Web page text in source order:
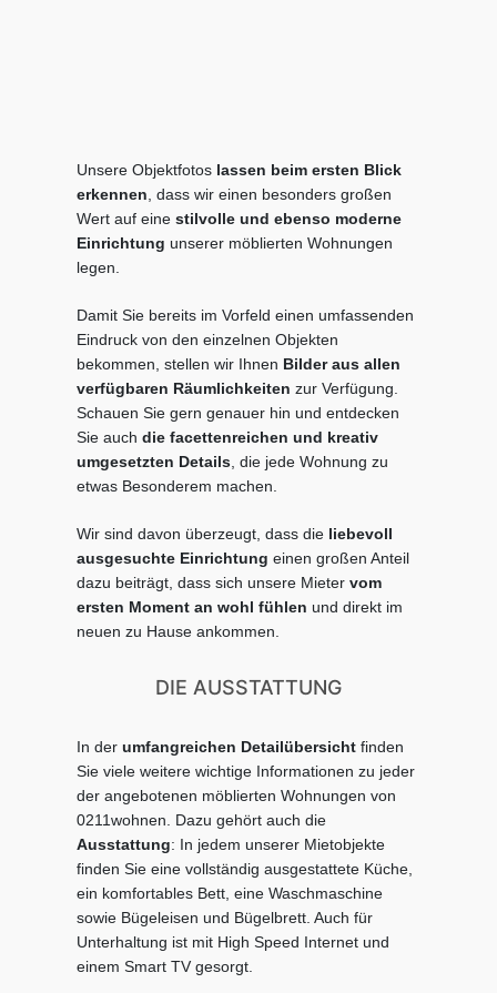
Unsere Objektfotos lassen beim ersten Blick
erkennen , dass wir einen besonders großen
Wert auf eine stilvolle und ebenso moderne
Einrichtung unserer möblierten Wohnungen
legen.
Damit Sie bereits im Vorfeld einen umfassenden
Eindruck von den einzelnen Objekten
bekommen, stellen wir Ihnen Bilder aus allen
verfügbaren Räumlichkeiten zur Verfügung.
Schauen Sie gern genauer hin und entdecken
Sie auch die facettenreichen und kreativ
umgesetzten Details, die jede Wohnung zu
etwas Besonderem machen.
Wir sind davon überzeugt, dass die liebevoll
ausgesuchte Einrichtung einen großen Anteil
dazu beiträgt, dass sich unsere Mieter vom
ersten Moment an wohl fühlen und direkt im
neuen zu Hause ankommen.
DIE AUSSTATTUNG
In der umfangreichen Detailübersicht finden
Sie viele weitere wichtige Informationen zu jeder
der angebotenen möblierten Wohnungen von
0211wohnen. Dazu gehört auch die
Ausstattung: In jedem unserer Mietobjekte
finden Sie eine vollständig ausgestattete Küche,
ein komfortables Bett, eine Waschmaschine
sowie Bügeleisen und Bügelbrett. Auch für
Unterhaltung ist mit High Speed Internet und
einem Smart TV gesorgt.